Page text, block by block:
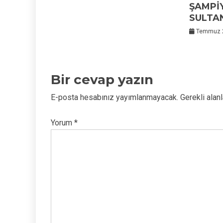
Temmuz
Bir cevap yazın
E-posta hesabınız yayımlanmayacak. Gerekli
Yorum *